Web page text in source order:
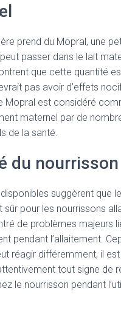
prend du Mopral, une
passer dans le lait
que cette quantité
pas avoir d’effets
Mopral est considéré
maternel par de
de la santé.
du nourrisson
suggèrent que
sûr pour les nourrissons
de problèmes majeurs
pendant l’allaitement.
réagir différemment, il
tout signe de
le nourrisson pendant